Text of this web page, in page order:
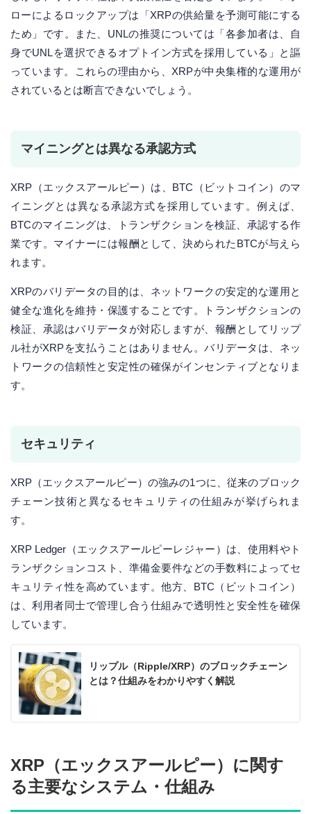
ローによるロックアップは「XRPの供給量を予測可能にする
ため」です。また、UNLの推奨については「各参加者は、自
身でUNLを選択できるオプトイン方式を採用している」と謳
っています。これらの理由から、XRPが中央集権的な運用が
されているとは断言できないでしょう。
マイニングとは異なる承認方式
XRP（エックスアールピー）は、BTC（ビットコイン）のマ
イニングとは異なる承認方式を採用しています。例えば、
BTCのマイニングは、トランザクションを検証、承認する作
業です。マイナーには報酬として、決められたBTCが与えら
れます。
XRPのバリデータの目的は、ネットワークの安定的な運用と
健全な進化を維持・保護することです。トランザクションの
検証、承認はバリデータが対応しますが、報酬としてリップ
ル社がXRPを支払うことはありません。バリデータは、ネッ
トワークの信頼性と安定性の確保がインセンティブとなりま
す。
セキュリティ
XRP（エックスアールピー）の強みの1つに、従来のブロック
チェーン技術と異なるセキュリティの仕組みが挙げられま
す。
XRP Ledger（エックスアールピーレジャー）は、使用料やト
ランザクションコスト、準備金要件などの手数料によってセ
キュリティ性を高めています。他方、BTC（ビットコイン）
は、利用者同士で管理し合う仕組みで透明性と安全性を確保
しています。
リップル（Ripple/XRP）のブロックチェーン
とは？仕組みをわかりやすく解説
XRP（エックスアールピー）に関す
る主要なシステム・仕組み